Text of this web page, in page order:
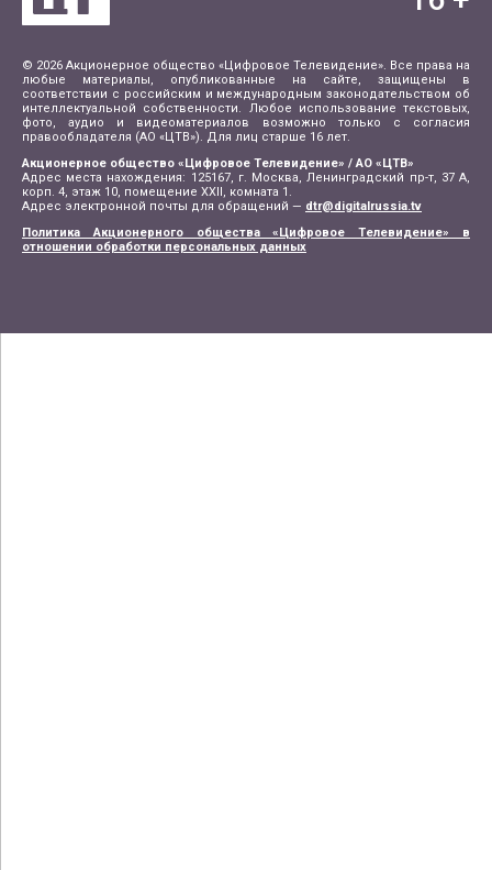
© 2026 Акционерное общество «Цифровое Телевидение». Все права на
любые материалы, опубликованные на сайте, защищены в
соответствии с российским и международным законодательством об
интеллектуальной собственности. Любое использование текстовых,
фото, аудио и видеоматериалов возможно только с согласия
правообладателя (АО «ЦТВ»). Для лиц старше 16 лет.
Акционерное общество «Цифровое Телевидение» / АО «ЦТВ»
Адрес места нахождения: 125167, г. Москва, Ленинградский пр-т, 37 А,
корп. 4, этаж 10, помещение XXII, комната 1.
Адрес электронной почты для обращений — dtr@digitalrussia.tv
Политика Акционерного общества «Цифровое Телевидение» в
отношении обработки персональных данных